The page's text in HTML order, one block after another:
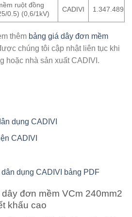
ruột đồng
0.5) (0,6/1kV)
CADIVI 1.347.489
thêm bảng giá dây đơn mềm
chúng tôi cập nhật liên tục khi
hoặc nhà sản xuất CADIVI.
dụng CADIVI
CADIVI
dụng CADIVI bảng PDF
đơn mềm VCm 240mm2
khấu cao